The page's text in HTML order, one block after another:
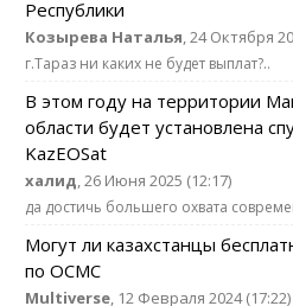
Республики
Козырева Наталья, 24 Октября
г.Тараз ни каких не будет выплат?..
В этом году на территории
области будет установлена
KazEOSat
халид, 26 Июня 2025 (12:17)
да достичь большего охвата
Могут ли казахстанцы
по ОСМС
Multiverse, 12 Февраля 2024 (17:22)